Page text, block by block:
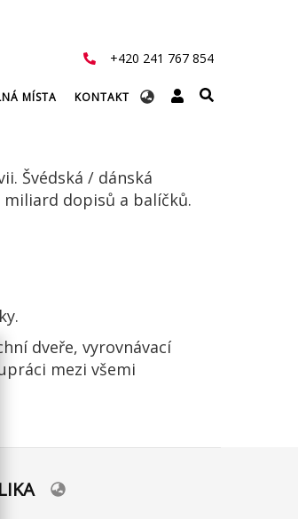
+420 241 767 854
MÍSTA KONTAKT
Švédská / dánská
miliard dopisů a balíčků.
dveře, vyrovnávací
mezi všemi